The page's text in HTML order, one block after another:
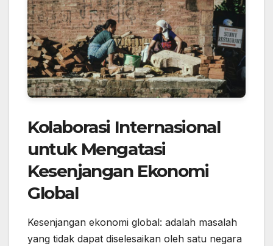
Kolaborasi Internasional
untuk Mengatasi
Kesenjangan Ekonomi
Global
Kesenjangan ekonomi global: adalah masalah
yang tidak dapat diselesaikan oleh satu negara